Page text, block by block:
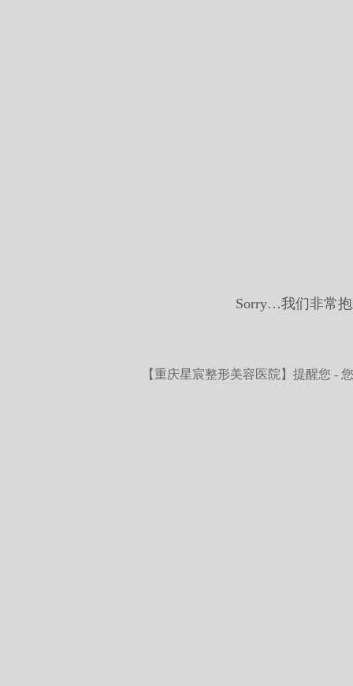
Sorry…我们非常
【重庆星宸整形美容医院】 提醒您 -